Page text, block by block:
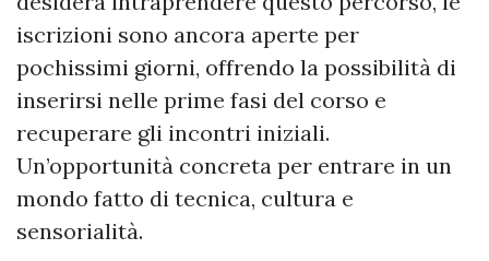
iscrizioni sono ancora aperte per
pochissimi giorni, offrendo la possibilità di
inserirsi nelle prime fasi del corso e
recuperare gli incontri iniziali.
Un’opportunità concreta per entrare in un
mondo fatto di tecnica, cultura e
sensorialità.